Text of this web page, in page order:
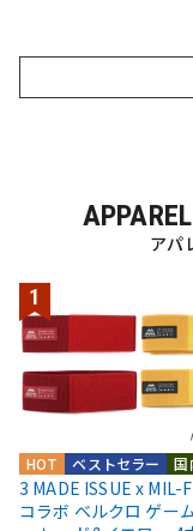
アパ
国
ベストセラー
HOT
3 MADE ISSUE x MIL-
コラボ ベルクロ ゲー